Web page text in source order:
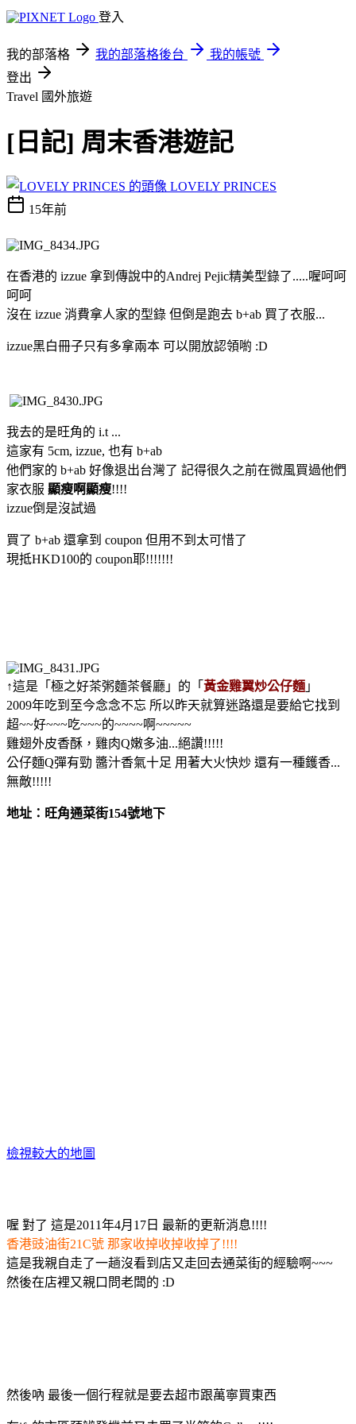
登入
我的部落格 我的部落格後台
我的帳號
登出
Travel 國外旅遊
[日記] 周末香港遊記
LOVELY PRINCES
15年前
在香港的 izzue 拿到傳說中的Andrej Pejic精美型錄了.....喔呵呵
呵呵
沒在 izzue 消費拿人家的型錄 但倒是跑去 b+ab 買了衣服...
izzue黑白冊子只有多拿兩本 可以開放認領喲 :D
我去的是旺角的 i.t ...
這家有 5cm, izzue, 也有 b+ab
他們家的 b+ab 好像退出台灣了 記得很久之前在微風買過他們
家衣服 顯瘦啊顯瘦!!!!
izzue倒是沒試過
買了 b+ab 還拿到 coupon 但用不到太可惜了
現抵HKD100的 coupon耶!!!!!!!
↑這是「極之好茶粥麵茶餐廳」的「 黃金雞翼炒公仔麵 」
2009年吃到至今念念不忘 所以昨天就算迷路還是要給它找到
超~~好~~~吃~~~的~~~~啊~~~~~
雞翅外皮香酥，雞肉Q嫩多油...絕讚!!!!!
公仔麵Q彈有勁 醬汁香氣十足 用著大火快炒 還有一種鑊香...
無敵!!!!!
地址：旺角通菜街154號地下
檢視較大的地圖
喔 對了 這是2011年4月17日 最新的更新消息!!!!
香港豉油街21C號 那家收掉收掉收掉了!!!!
這是我親自走了一趟沒看到店又走回去通菜街的經驗啊~~~
然後在店裡又親口問老闆的 :D
然後吶 最後一個行程就是要去超市跟萬寧買東西